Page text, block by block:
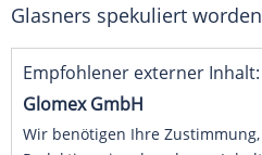
Glasners spekuliert
Empfohlener externer Inhalt:
Glomex GmbH
Wir benötigen Ihre